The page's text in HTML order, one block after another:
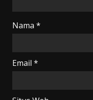
Nama *
Email *